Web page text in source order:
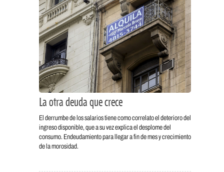
La otra deuda que crece
El derrumbe de los salarios tiene como correlato el deterioro del
ingreso disponible, que a su vez explica el desplome del
consumo. Endeudamiento para llegar a fin de mes y crecimiento
de la morosidad.